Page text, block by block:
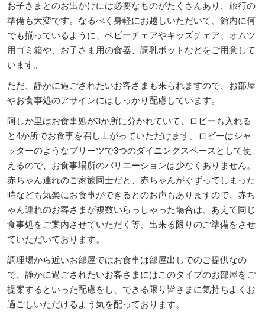
お子さまとのお出かけには必要なものがたくさんあり、旅行の
準備も大変です。なるべく身軽にお越しいただいて、館内に何
でも揃っているように、ベビーチェアやキッズチェア、オムツ
用ゴミ箱や、お子さま用の食器、調乳ポットなどをご用意して
います。
ただ、静かに過ごされたいお客さまも来られますので、お部屋
やお食事処のアサインにはしっかり配慮しています。
阿しか里はお食事処が3か所に分かれていて、ロビーも入れる
と4か所でお食事を召し上がっていただけます。ロビーはシャ
ッターのようなプリーツで3つのダイニングスペースとして使
えるので、お食事場所のバリエーションは少なくありません。
赤ちゃん連れのご家族同士だと、赤ちゃんがぐずってしまった
時なども気楽にお食事ができるとのお声もありますので、赤ち
ゃん連れのお客さまが複数いらっしゃった場合は、あえて同じ
食事処をご案内させていただく等、出来る限りのご準備をさせ
ていただいております。
調理場から近いお部屋ではお食事は部屋出しでのご提供なの
で、静かに過ごされたいお客さまにはこのタイプのお部屋をご
提案するといった配慮をし、できる限り皆さまに気持ちよくお
過ごしいただけるよう気を配っております。